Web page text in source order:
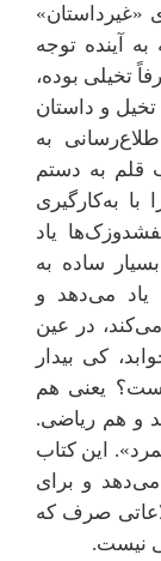
«غیرداستان»
به آینده توجه
تخیلی بوده،
و داستان
به
قلم به دستم
به‌کارگیری
یاد
ساده به
یاد می‌دهد و
در عین
کی بیدار
یعنی هم
و هم ریاضی.
این کتاب
و برای
صرف که
نیست.